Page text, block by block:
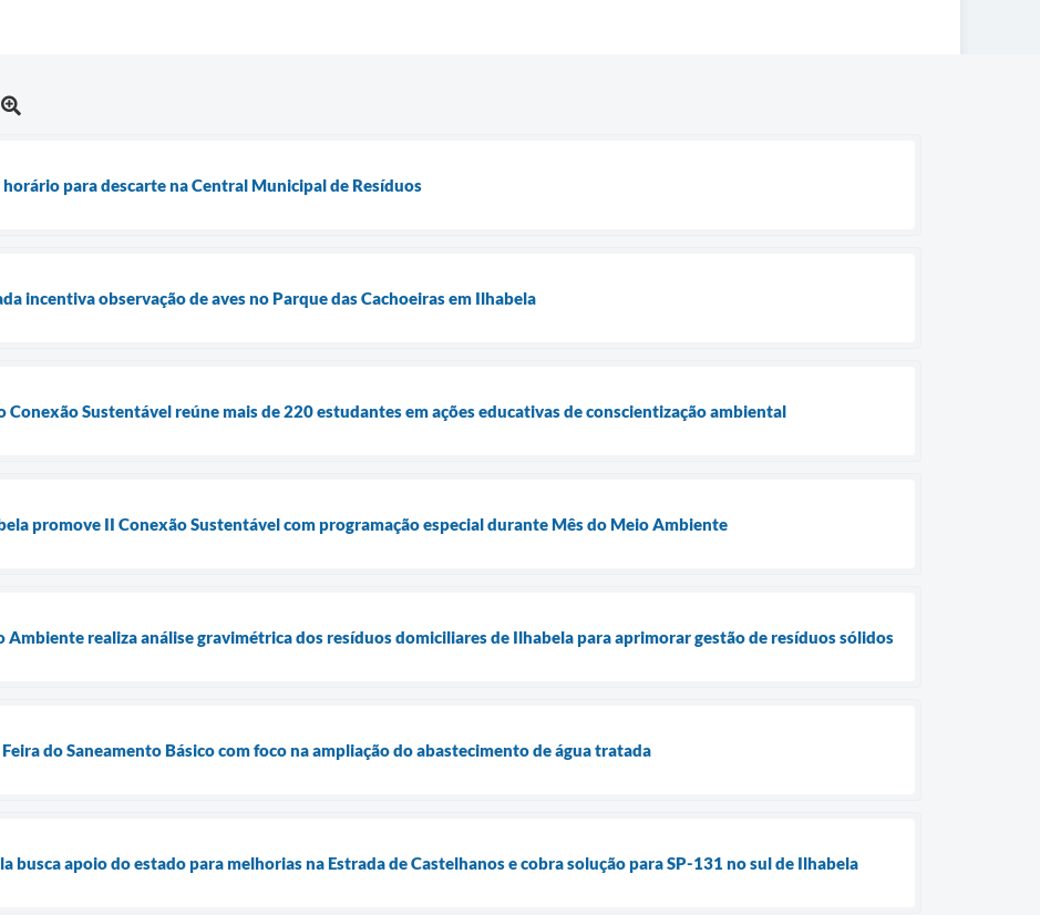
para descarte na Central Municipal de Resíduos
incentiva observação de aves no Parque das Cachoeiras em Ilhabela
Conexão Sustentável reúne mais de 220 estudantes em ações educativas de conscientização ambiental
promove II Conexão Sustentável com programação especial durante Mês do Meio Ambiente
Ambiente realiza análise gravimétrica dos resíduos domiciliares de Ilhabela para aprimorar gestão de resíduos sólidos
Feira do Saneamento Básico com foco na ampliação do abastecimento de água tratada
busca apoio do estado para melhorias na Estrada de Castelhanos e cobra solução para SP-131 no sul de Ilhabela